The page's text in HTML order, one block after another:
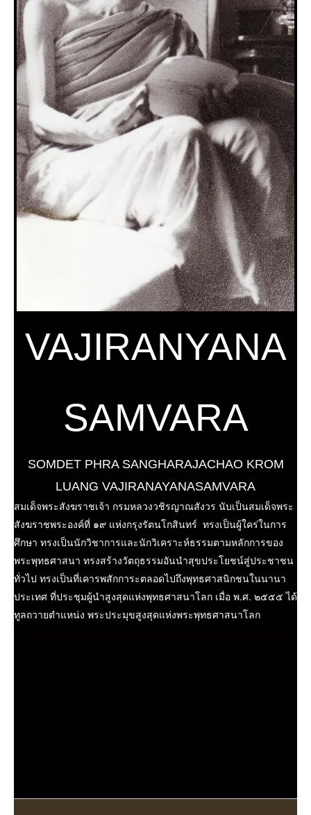
VAJIRANYANA
SAMVARA
SOMDET PHRA SANGHARAJACHAO KROM
LUANG VAJIRANAYANASAMVARA
สมเด็จพระสังฆราชเจ้า กรมหลวงวชิรญาณสังวร นับเป็นสมเด็จพระ
สังฆราชพระองค์ที่ ๑๙ แห่งกรุงรัตนโกสินทร์ ทรงเป็นผู้ใคร่ในการ
ศึกษา ทรงเป็นนักวิชาการและนักวิเคราะห์ธรรมตามหลักการของ
พระพุทธศาสนา ทรงสร้างวัตถุธรรมอันนำสุขประโยชน์สู่ประชาชน
ทั่วไป ทรงเป็นที่เคารพสักการะตลอดไปถึงพุทธศาสนิกชนในนานา
ประเทศ ที่ประชุมผู้นำสูงสุดแห่งพุทธศาสนาโลก เมื่อ พ.ศ. ๒๕๕๕ ได้
ทูลถวายตำแหน่ง พระประมุขสูงสุดแห่งพระพุทธศาสนาโลก